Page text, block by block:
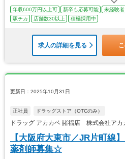
年収600万円以上可 新卒も応募可能 未経験
駅チカ
店舗数30以上 積極採用中
求人の詳細を見る
更新日：2025年10月31日
正社員 ドラッグストア（OTCのみ）
ドラッグ アカカベ 諸福店 株式会社アカ
【大阪府大東市／JR片町
薬剤師募集☆